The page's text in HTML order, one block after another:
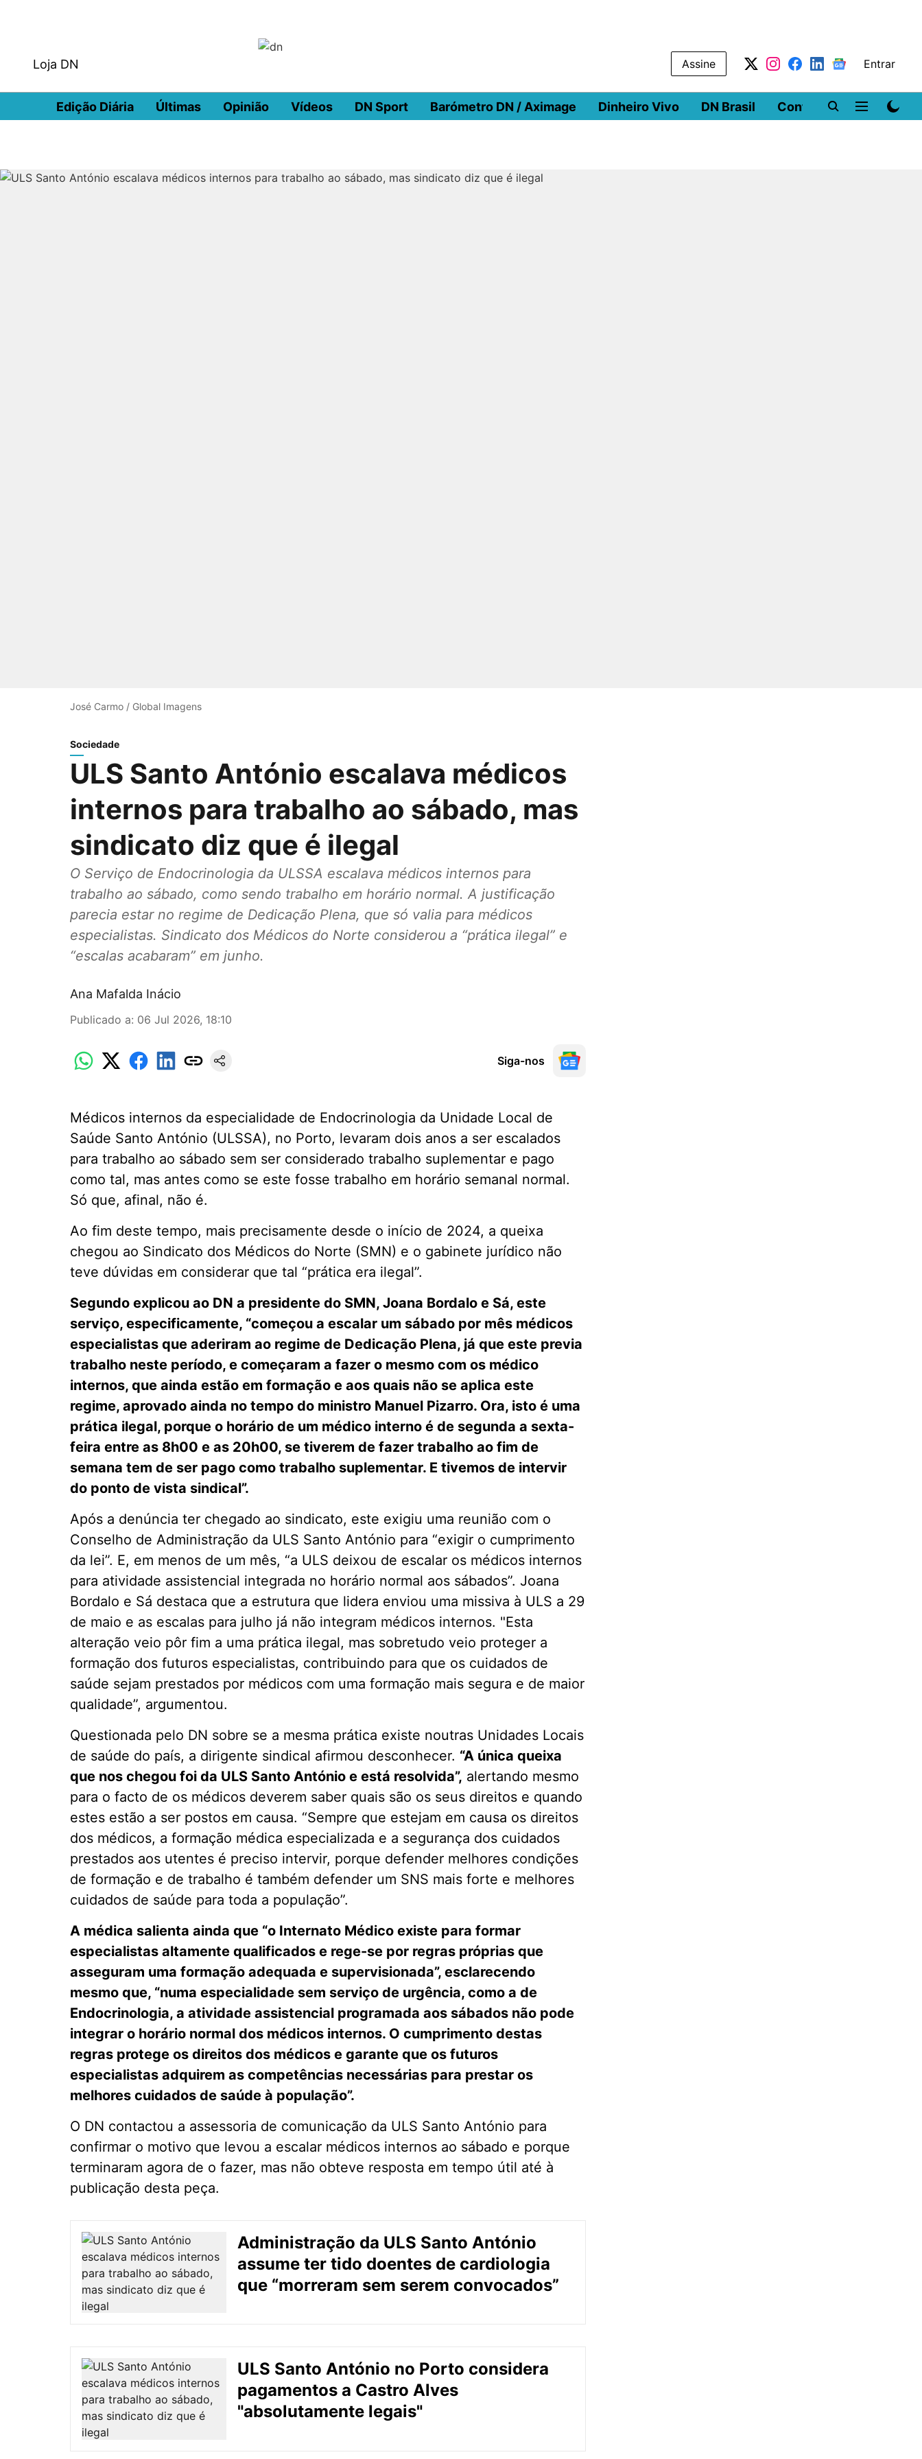
Loja DN Assine Entrar
Edição Diária Últimas Opinião Vídeos DN Sport Barómetro DN / Aximage Dinheiro Vivo DN Brasil Conferências DN
José Carmo / Global Imagens
Sociedade
ULS Santo António escalava médicos
internos para trabalho ao sábado, mas
sindicato diz que é ilegal
O Serviço de Endocrinologia da ULSSA escalava médicos internos para
trabalho ao sábado, como sendo trabalho em horário normal. A justificação
parecia estar no regime de Dedicação Plena, que só valia para médicos
especialistas. Sindicato dos Médicos do Norte considerou a “prática ilegal” e
“escalas acabaram” em junho.
Ana Mafalda Inácio
Publicado a: 06 Jul 2026, 18:10
Siga-nos
Médicos internos da especialidade de Endocrinologia da Unidade Local de
Saúde Santo António (ULSSA), no Porto, levaram dois anos a ser escalados
para trabalho ao sábado sem ser considerado trabalho suplementar e pago
como tal, mas antes como se este fosse trabalho em horário semanal normal.
Só que, afinal, não é.
Ao fim deste tempo, mais precisamente desde o início de 2024, a queixa
chegou ao Sindicato dos Médicos do Norte (SMN) e o gabinete jurídico não
teve dúvidas em considerar que tal “prática era ilegal”.
Segundo explicou ao DN a presidente do SMN, Joana Bordalo e Sá, este
serviço, especificamente, “começou a escalar um sábado por mês médicos
especialistas que aderiram ao regime de Dedicação Plena, já que este previa
trabalho neste período, e começaram a fazer o mesmo com os médico
internos, que ainda estão em formação e aos quais não se aplica este
regime, aprovado ainda no tempo do ministro Manuel Pizarro. Ora, isto é uma
prática ilegal, porque o horário de um médico interno é de segunda a sexta-
feira entre as 8h00 e as 20h00, se tiverem de fazer trabalho ao fim de
semana tem de ser pago como trabalho suplementar. E tivemos de intervir
do ponto de vista sindical”.
Após a denúncia ter chegado ao sindicato, este exigiu uma reunião com o
Conselho de Administração da ULS Santo António para “exigir o cumprimento
da lei”. E, em menos de um mês, “a ULS deixou de escalar os médicos internos
para atividade assistencial integrada no horário normal aos sábados”. Joana
Bordalo e Sá destaca que a estrutura que lidera enviou uma missiva à ULS a 29
de maio e as escalas para julho já não integram médicos internos. "Esta
alteração veio pôr fim a uma prática ilegal, mas sobretudo veio proteger a
formação dos futuros especialistas, contribuindo para que os cuidados de
saúde sejam prestados por médicos com uma formação mais segura e de maior
qualidade”, argumentou.
Questionada pelo DN sobre se a mesma prática existe noutras Unidades Locais
de saúde do país, a dirigente sindical afirmou desconhecer. “A única queixa
que nos chegou foi da ULS Santo António e está resolvida”, alertando mesmo
para o facto de os médicos deverem saber quais são os seus direitos e quando
estes estão a ser postos em causa. “Sempre que estejam em causa os direitos
dos médicos, a formação médica especializada e a segurança dos cuidados
prestados aos utentes é preciso intervir, porque defender melhores condições
de formação e de trabalho é também defender um SNS mais forte e melhores
cuidados de saúde para toda a população”.
A médica salienta ainda que “o Internato Médico existe para formar
especialistas altamente qualificados e rege-se por regras próprias que
asseguram uma formação adequada e supervisionada”, esclarecendo
mesmo que, “numa especialidade sem serviço de urgência, como a de
Endocrinologia, a atividade assistencial programada aos sábados não pode
integrar o horário normal dos médicos internos. O cumprimento destas
regras protege os direitos dos médicos e garante que os futuros
especialistas adquirem as competências necessárias para prestar os
melhores cuidados de saúde à população”.
O DN contactou a assessoria de comunicação da ULS Santo António para
confirmar o motivo que levou a escalar médicos internos ao sábado e porque
terminaram agora de o fazer, mas não obteve resposta em tempo útil até à
publicação desta peça.
Administração da ULS Santo António
assume ter tido doentes de cardiologia
que “morreram sem serem convocados”
ULS Santo António no Porto considera
pagamentos a Castro Alves
"absolutamente legais"